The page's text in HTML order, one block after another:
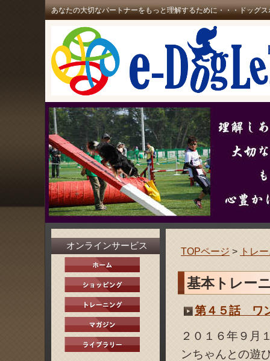
あなたの大切なパートナーをもっと理解するために・・・ドッグ
TOPページ > トレ
基本トレー
第４５話 ワ
２０１６年９月
ンちゃんとの遊
オンラインサービス